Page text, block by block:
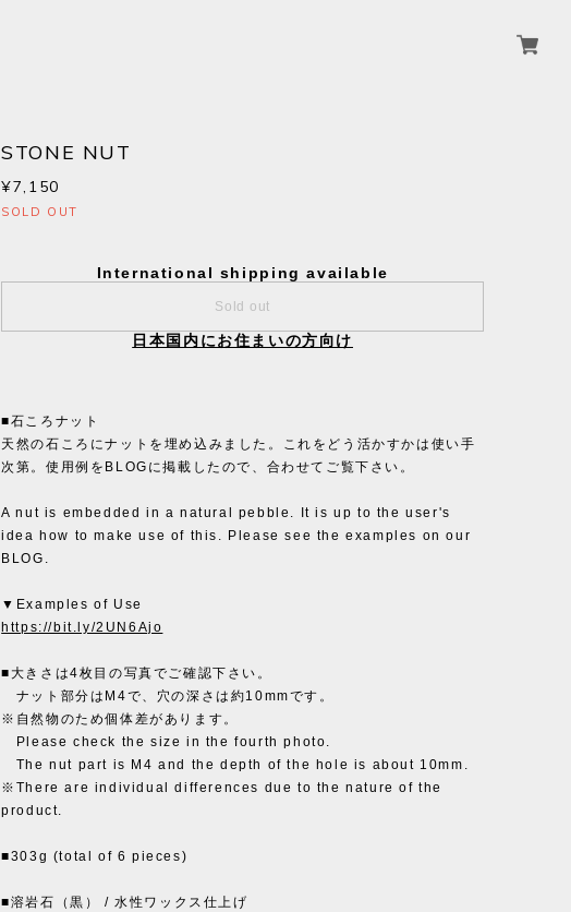
STONE NUT
¥7,150
SOLD OUT
International shipping available
Sold out
日本国内にお住まいの方向け
■石ころナット
天然の石ころにナットを埋め込みました。これをどう活かすかは使い手
次第。使用例をBLOGに掲載したので、合わせてご覧下さい。
A nut is embedded in a natural pebble. It is up to the user's
idea how to make use of this. Please see the examples on our
BLOG.
▼Examples of Use
https://bit.ly/2UN6Ajo
■大きさは4枚目の写真でご確認下さい。
ナット部分はM4で、穴の深さは約10mmです。
※自然物のため個体差があります。
Please check the size in the fourth photo.
The nut part is M4 and the depth of the hole is about 10mm.
※There are individual differences due to the nature of the
product.
■303g (total of 6 pieces)
■溶岩石（黒） / 水性ワックス仕上げ